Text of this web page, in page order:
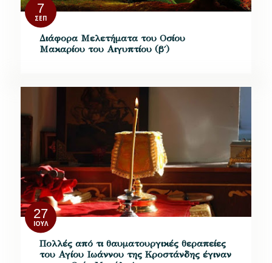
7
ΣΕΠ
Διάφορα Μελετήματα του Οσίου
Μακαρίου του Αιγυπτίου (β΄)
27
ΙΟΎΛ
Πολλές από τι θαυματουργικές θεραπείες
του Αγίου Ιωάννου της Κροστάνδης έγιναν